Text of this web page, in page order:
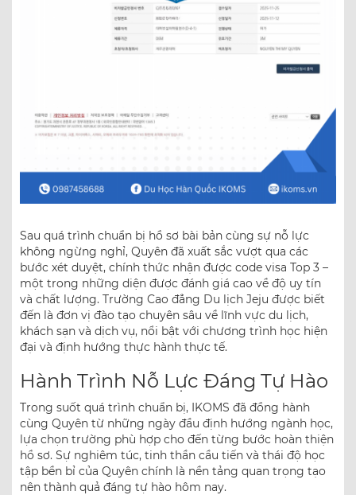
Sau quá trình chuẩn bị hồ sơ bài bản cùng sự nỗ lực
không ngừng nghỉ, Quyên đã xuất sắc vượt qua các
bước xét duyệt, chính thức nhận được code visa Top 3 –
một trong những diện được đánh giá cao về độ uy tín
và chất lượng. Trường Cao đẳng Du lịch Jeju được biết
đến là đơn vị đào tạo chuyên sâu về lĩnh vực du lịch,
khách sạn và dịch vụ, nổi bật với chương trình học hiện
đại và định hướng thực hành thực tế.
Hành Trình Nỗ Lực Đáng Tự Hào
Trong suốt quá trình chuẩn bị, IKOMS đã đồng hành
cùng Quyên từ những ngày đầu định hướng ngành học,
lựa chọn trường phù hợp cho đến từng bước hoàn thiện
hồ sơ. Sự nghiêm túc, tinh thần cầu tiến và thái độ học
tập bền bỉ của Quyên chính là nền tảng quan trọng tạo
nên thành quả đáng tự hào hôm nay.